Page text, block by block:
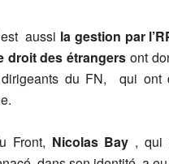
aussi la gestion par
des étrangers ont
du FN, qui ont
Front, Nicolas Bay , qui